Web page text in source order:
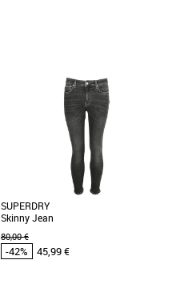
SUPERDRY
Skinny Jean
80,00 €
-42% 45,99 €